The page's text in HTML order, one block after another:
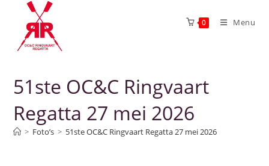
0 Menu
51ste OC&C Ringvaart
Regatta 27 mei 2026
> Foto’s > 51ste OC&C Ringvaart Regatta 27 mei 2026